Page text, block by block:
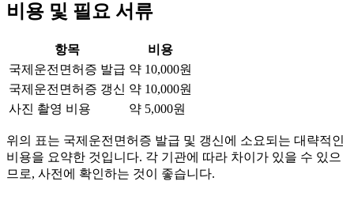
비용 및 필요 서류
항목
비용
국제운전면허증 발급 약 10,000원
국제운전면허증 갱신 약 10,000원
사진 촬영 비용
약 5,000원
위의 표는 국제운전면허증 발급 및 갱신에 소요되는 대략적인
비용을 요약한 것입니다. 각 기관에 따라 차이가 있을 수 있으
므로, 사전에 확인하는 것이 좋습니다.